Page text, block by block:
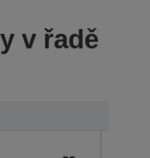
v řadě